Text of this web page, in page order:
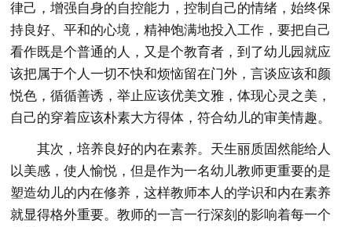
律己，增强自身的自控能力，控制自己的情绪，始终保
持良好、平和的心境，精神饱满地投入工作，要把自己
看作既是个普通的人，又是个教育者，到了幼儿园就应
该把属于个人一切不快和烦恼留在门外，言谈应该和颜
悦色，循循善诱，举止应该优美文雅，体现心灵之美，
自己的穿着应该朴素大方得体，符合幼儿的审美情趣。
其次，培养良好的内在素养。天生丽质固然能给人
以美感，使人愉悦，但是作为一名幼儿教师更重要的是
塑造幼儿的内在修养，这样教师本人的学识和内在素养
就显得格外重要。教师的一言一行深刻的影响着每一个